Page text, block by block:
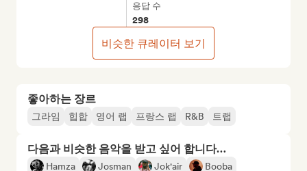
좋아하는 장르
그라임 힙합 영어 랩 프랑스 랩 R&B 트랩
다음과 비슷한 음악을 받고 싶어 합니다…
Hamza Josman Jok'air
Booba
응답 수
298
비슷한 큐레이터 보기